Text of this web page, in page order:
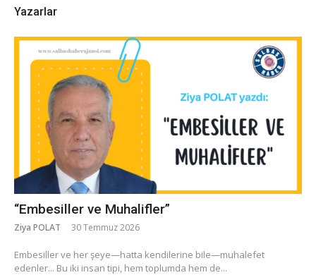
Yazarlar
“Embesiller ve Muhalifler”
Ziya POLAT 30 Temmuz 2026
​Embesiller ve her şeye—hatta kendilerine bile—muhalefet
edenler... Bu iki insan tipi, hem toplumda hem de...